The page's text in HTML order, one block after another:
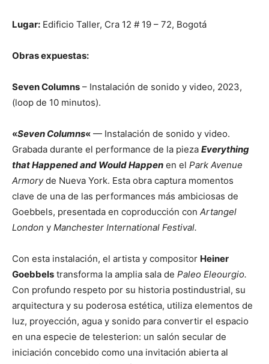
Lugar: Edificio Taller, Cra 12 # 19 – 72, Bogotá
Obras expuestas:
Seven Columns – Instalación de sonido y video, 2023,
(loop de 10 minutos).
«Seven Columns« — Instalación de sonido y video.
Grabada durante el performance de la pieza Everything
that Happened and Would Happen en el Park Avenue
Armoryde Nueva York. Esta obra captura momentos
clave de una de las performances más ambiciosas de
Goebbels, presentada en coproducción con Artangel
London y Manchester International Festival.
Con esta instalación, el artista y compositor Heiner
Goebbels transforma la amplia sala de Paleo Eleourgio.
Con profundo respeto por su historia postindustrial, su
arquitectura y su poderosa estética, utiliza elementos de
luz, proyección, agua y sonido para convertir el espacio
en una especie de telesterion: un salón secular de
iniciación concebido como una invitación abierta al